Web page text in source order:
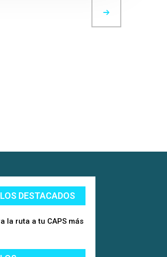
DESTACADOS
la ruta a tu CAPS más